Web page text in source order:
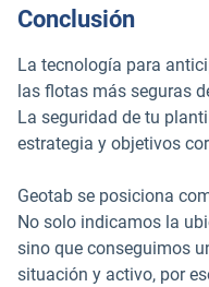
Conclusión
La tecnología para
las flotas más seguras
La seguridad de tu
estrategia y objetivos
Geotab se posiciona
No solo indicamos la
sino que conseguimos
situación y activo, por